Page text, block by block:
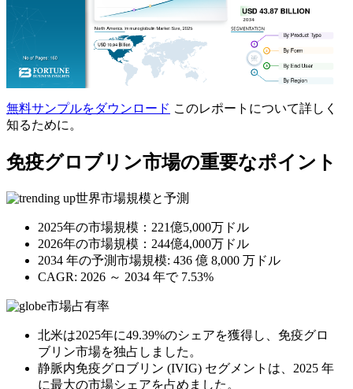
無料サンプルをダウンロード このレポートについて詳しく
知るために。
免疫グロブリン市場の重要なポイント
世界市場規模と予測
2025年の市場規模：221億5,000万ドル
2026年の市場規模：244億4,000万ドル
2034 年の予測市場規模: 436 億 8,000 万ドル
CAGR: 2026 ～ 2034 年で 7.53%
市場占有率
北米は2025年に49.39%のシェアを獲得し、免疫グロ
ブリン市場を独占しました。
静脈内免疫グロブリン (IVIG) セグメントは、2025 年
に最大の市場シェアを占めました。